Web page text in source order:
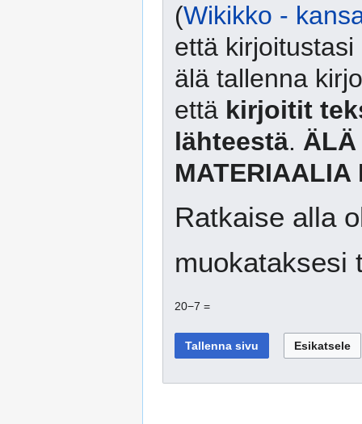
(Wikikko -
että
älä tallenna
että kirjoitit
lähteestä. ÄLÄ
MATERIAALIA
Ratkaise alla
muokataksesi
20−7 =